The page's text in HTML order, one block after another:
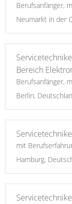
Berufsanfänger,
Neumarkt in der
Bereich
Berufsanfänger,
Berlin,
mit
Hamburg,